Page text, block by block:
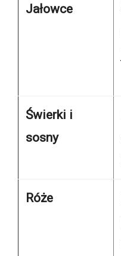
Jałowce
Świerki i
sosny
Róże